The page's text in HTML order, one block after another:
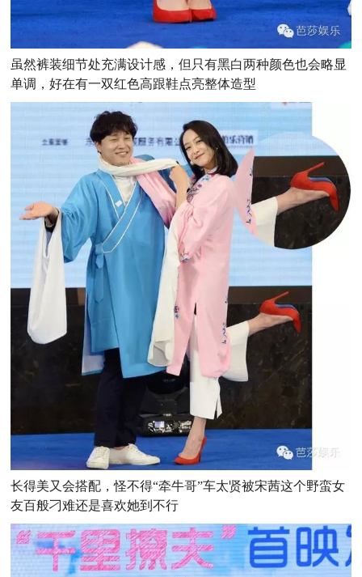
虽然裤装细节处充满设计感，但只有黑白两种颜色也会略显
单调，好在有一双红色高跟鞋点亮整体造型
长得美又会搭配，怪不得“牵牛哥”车太贤被宋茜这个野蛮女
友百般刁难还是喜欢她到不行